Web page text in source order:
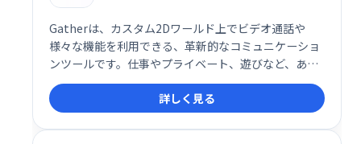
Gatherは、カスタム2Dワールド上でビデオ通話や
様々な機能を利用できる、革新的なコミュニケーショ
ンツールです。仕事やプライベート、遊びなど、あら
ゆるシーンで、より自然で楽しい集まりを実現しま
す。集まることをより自発的で魅力的なものに変え、
新たなコミュニケーション体験を提供します。
詳しく見る